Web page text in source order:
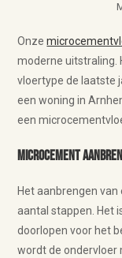
Onze
moderne uitstraling.
vloertype de laatste
een woning in
een
Microcement
Het aanbrengen
aantal stappen. Het
doorlopen voor het
wordt de ondervloer